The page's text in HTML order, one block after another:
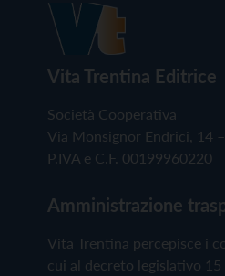
Vita Trentina Editrice
Società Cooperativa
Via Monsignor Endrici, 14
P.IVA e C.F. 00199960220
Amministrazione
Vita Trentina percepisce i
cui al decreto legislativo 15